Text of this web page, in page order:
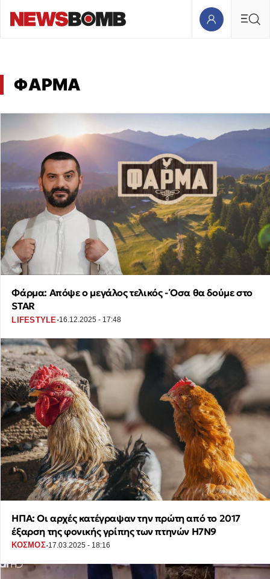
ΦΑΡΜΑ
Φάρμα: Απόψε ο μεγάλος τελικός - Όσα θα δούμε στο
STAR
LIFESTYLE ·16.12.2025 - 17:48
ΗΠΑ: Οι αρχές κατέγραψαν την πρώτη από το 2017
έξαρση της φονικής γρίπης των πτηνών H7N9
ΚΟΣΜΟΣ·17.03.2025 - 18:16